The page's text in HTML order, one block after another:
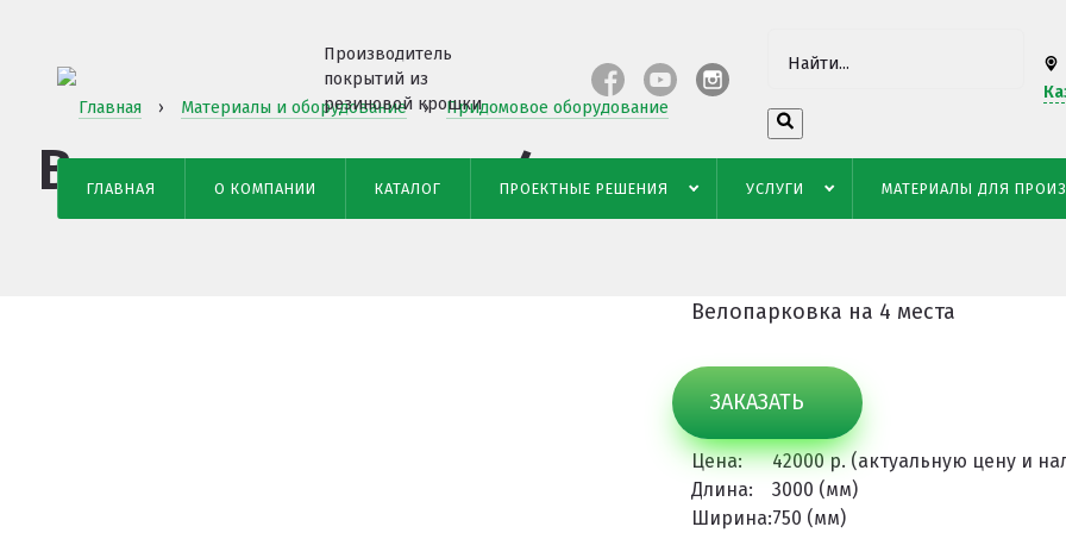
Производитель
покрытий из
резиновой крошки
ГЛАВНАЯ О КОМПАНИИ КАТАЛОГ ПРОЕКТНЫЕ РЕШЕНИЯ УСЛУГИ МАТЕРИАЛЫ ДЛЯ
Главная › Материалы и оборудование › Придомовое оборудование
Велопарковка на 4 места
Велопарковка на 4 места
ЗАКАЗАТЬ
Цена:
42000 р. (актуальную цену и
Длина:
3000 (мм)
Ширина:750 (мм)